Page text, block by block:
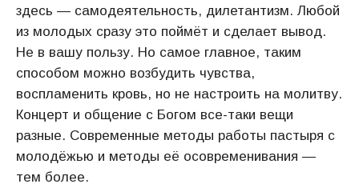
здесь — самодеятельность, дилетантизм. Любой
из молодых сразу это поймёт и сделает вывод.
Не в вашу пользу. Но самое главное, таким
способом можно возбудить чувства,
воспламенить кровь, но не настроить на молитву.
Концерт и общение с Богом все-таки вещи
разные. Современные методы работы пастыря с
молодёжью и методы её осовременивания —
тем более.